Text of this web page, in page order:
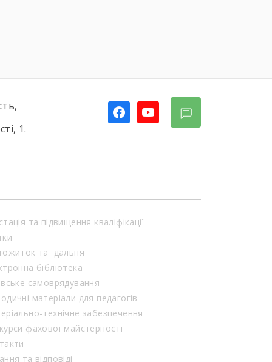
1.
facebookyoutube
та підвищення кваліфікації
та їдальня
бібліотека
самоврядування
матеріали для педагогів
технічне забезпечення
фахової майстерності
та відповіді